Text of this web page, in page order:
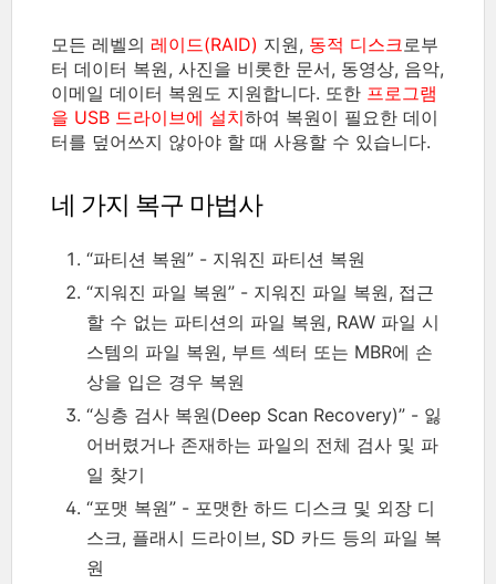
모든 레벨의 레이드(RAID) 지원, 동적 디스크로부
터 데이터 복원, 사진을 비롯한 문서, 동영상, 음악,
이메일 데이터 복원도 지원합니다. 또한 프로그램
을 USB 드라이브에 설치하여 복원이 필요한 데이
터를 덮어쓰지 않아야 할 때 사용할 수 있습니다.
네 가지 복구 마법사
“파티션 복원” - 지워진 파티션 복원
“지워진 파일 복원” - 지워진 파일 복원, 접근
할 수 없는 파티션의 파일 복원, RAW 파일 시
스템의 파일 복원, 부트 섹터 또는 MBR에 손
상을 입은 경우 복원
“싱층 검사 복원(Deep Scan Recovery)” - 잃
어버렸거나 존재하는 파일의 전체 검사 및 파
일 찾기
“포맷 복원” - 포맷한 하드 디스크 및 외장 디
스크, 플래시 드라이브, SD 카드 등의 파일 복
원